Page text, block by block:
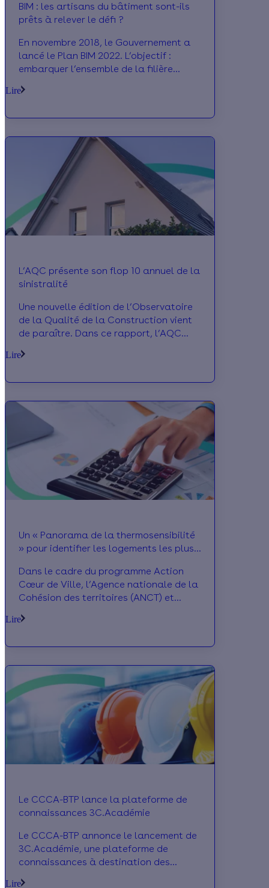
BIM : les artisans du bâtiment sont-ils
prêts à relever le défi ?
En novembre 2018, le Gouvernement a
lancé le Plan BIM 2022. L’objectif :
embarquer l’ensemble de la filière
Alors que l’échéance de 2022 arrive à
organisé, le 14 septembre dernier, une
table ronde pour faire le point sur le
développement de cette démarche
collaborative. Peut-on faire du « BIM
pour tous » une réalité ? Eléments de
réponse.
Lire
L’AQC présente son flop 10 annuel de la
sinistralité
Une nouvelle édition de l’Observatoire
de la Qualité de la Construction vient
de paraître. Dans ce rapport, l’AQC
observés sur le terrain dans le cadre de
Alerte, REX Bâtiments Performants et
VigiRisques. Zoom sur la maison
individuelle.
Lire
Un « Panorama de la thermosensibilité
» pour identifier les logements les plus
Dans le cadre du programme Action
Cœur de Ville, l’Agence nationale de la
Cohésion des territoires (ANCT) et
dernier, le « Panorama de la
recueillies visent notamment à
accompagner les collectivités dans
leurs politiques publiques en matière de
rénovation énergétique. Explications.
Lire
Le CCCA-BTP lance la plateforme de
connaissances 3C.Académie
Le CCCA-BTP annonce le lancement de
3C.Académie, une plateforme de
connaissances à destination des
Lire